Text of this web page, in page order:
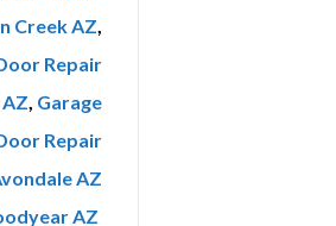
Creek AZ,
Repair
, Garage
Repair
AZ
AZ